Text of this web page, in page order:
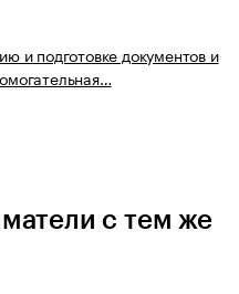
и подготовке документов и
с тем же